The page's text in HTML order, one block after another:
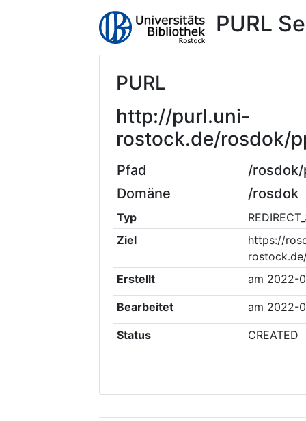
PURL
PURL
http://purl.uni-
rostock.de/rosdok/
Pfad
/rosdok/
Domäne
/rosdok
Typ
Ziel
https://
Erstellt
am 2022-
Bearbeitet am 2022-
Status CREATED